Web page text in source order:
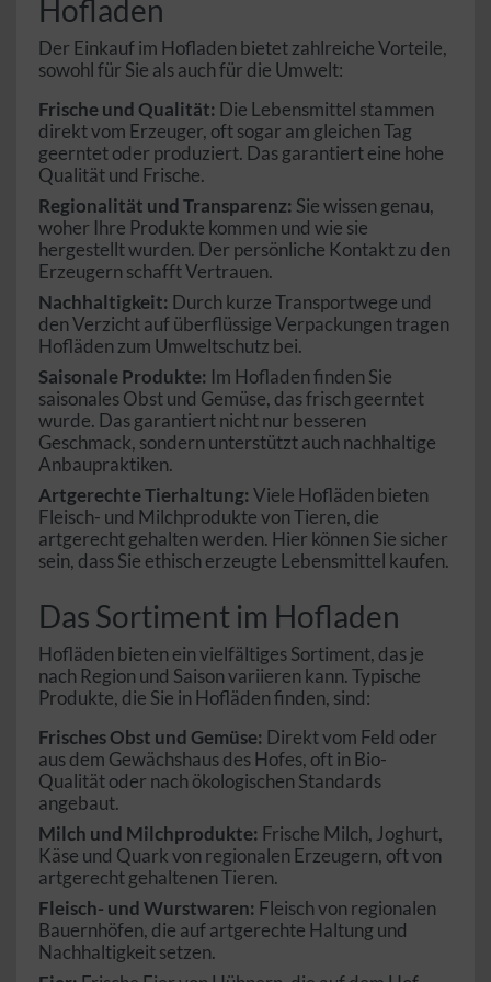
Hofladen
Der Einkauf im Hofladen bietet zahlreiche Vorteile,
sowohl für Sie als auch für die Umwelt:
Frische und Qualität: Die Lebensmittel stammen
direkt vom Erzeuger, oft sogar am gleichen Tag
geerntet oder produziert. Das garantiert eine hohe
Qualität und Frische.
Regionalität und Transparenz: Sie wissen genau,
woher Ihre Produkte kommen und wie sie
hergestellt wurden. Der persönliche Kontakt zu den
Erzeugern schafft Vertrauen.
Nachhaltigkeit: Durch kurze Transportwege und
den Verzicht auf überflüssige Verpackungen tragen
Hofläden zum Umweltschutz bei.
Saisonale Produkte: Im Hofladen finden Sie
saisonales Obst und Gemüse, das frisch geerntet
wurde. Das garantiert nicht nur besseren
Geschmack, sondern unterstützt auch nachhaltige
Anbaupraktiken.
Artgerechte Tierhaltung:Viele Hofläden bieten
Fleisch- und Milchprodukte von Tieren, die
artgerecht gehalten werden. Hier können Sie sicher
sein, dass Sie ethisch erzeugte Lebensmittel kaufen.
Das Sortiment im Hofladen
Hofläden bieten ein vielfältiges Sortiment, das je
nach Region und Saison variieren kann. Typische
Produkte, die Sie in Hofläden finden, sind:
Frisches Obst und Gemüse: Direkt vom Feld oder
aus dem Gewächshaus des Hofes, oft in Bio-
Qualität oder nach ökologischen Standards
angebaut.
Milch und Milchprodukte: Frische Milch, Joghurt,
Käse und Quark von regionalen Erzeugern, oft von
artgerecht gehaltenen Tieren.
Fleisch- und Wurstwaren: Fleisch von regionalen
Bauernhöfen, die auf artgerechte Haltung und
Nachhaltigkeit setzen.